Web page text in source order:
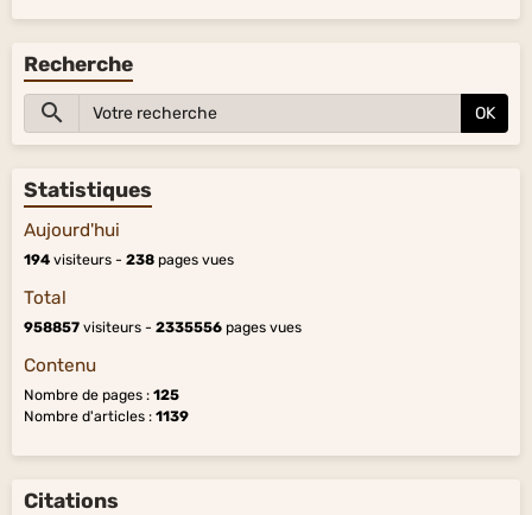
Recherche
OK
Statistiques
Aujourd'hui
194 visiteurs - 238 pages vues
Total
958857 visiteurs - 2335556 pages vues
Contenu
Nombre de pages : 125
Nombre d'articles : 1139
Citations